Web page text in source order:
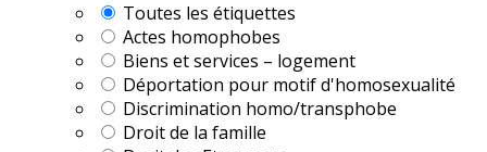
Toutes les étiquettes
Actes homophobes
Biens et services – logement
Déportation pour motif d'homosexualité
Discrimination homo/transphobe
Droit de la famille